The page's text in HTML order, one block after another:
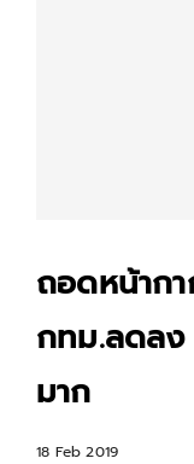
ถอดหน้าก
กทม.ลดล
มาก
18 Feb 2019